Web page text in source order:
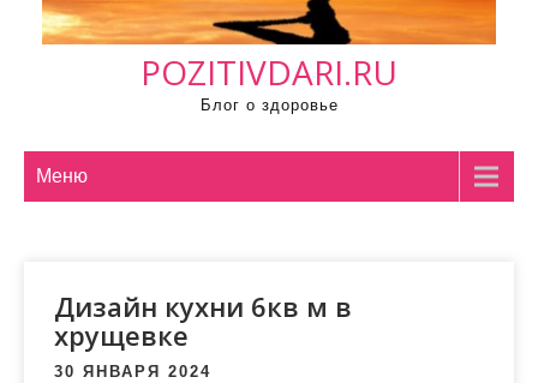
POZITIVDARI.RU
Блог о здоровье
Меню
Дизайн кухни 6кв м в
хрущевке
30 ЯНВАРЯ 2024